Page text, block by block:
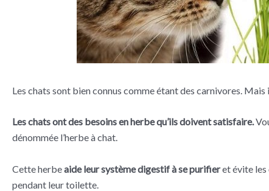
Les chats sont bien connus comme étant des carnivores.
Les chats ont des besoins en herbe qu’ils doivent satisfaire.
dénommée l’herbe à chat.
Cette herbeaide leur système digestif à se purifieret évite les
pendant leur toilette.